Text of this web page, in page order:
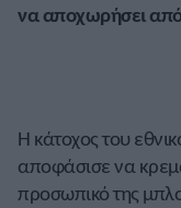
να αποχωρήσει
Η κάτοχος του
αποφάσισε να
προσωπικό της